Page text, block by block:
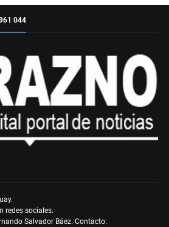
044
redes sociales.
Salvador Báez. Contacto: